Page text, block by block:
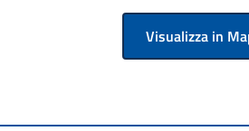
Visualizza in